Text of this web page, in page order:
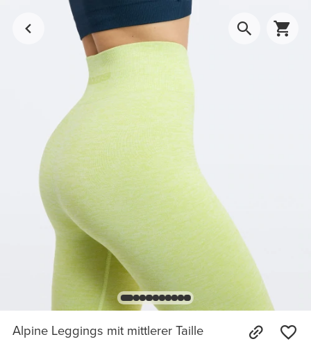
Alpine Leggings mit mittlerer Taille